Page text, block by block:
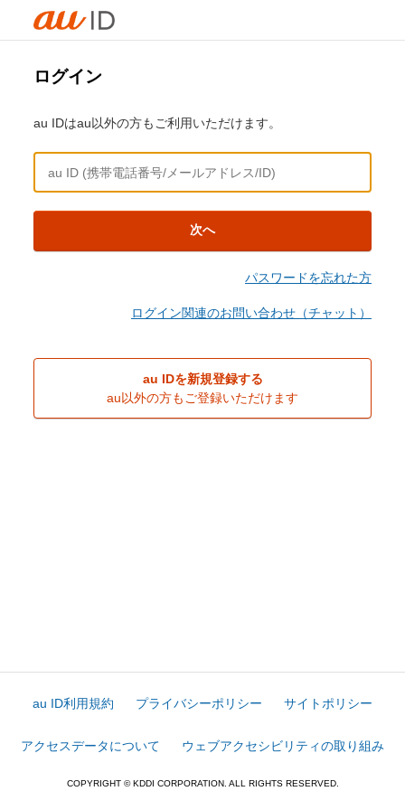
ログイン
au IDはau以外の方もご利用いただけます。
次へ
パスワードを忘れた方
ログイン関連のお問い合わせ（チャット）
au IDを新規登録する
au以外の方もご登録いただけます
au ID利用規約 プライバシーポリシー サイトポリシー
アクセスデータについて ウェブアクセシビリティの取り組み
COPYRIGHT © KDDI CORPORATION. ALL RIGHTS RESERVED.